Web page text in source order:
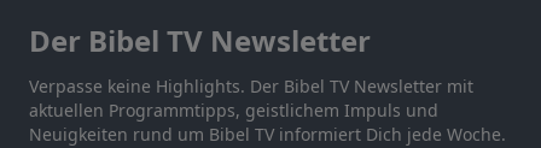
Der Bibel TV Newsletter
Verpasse keine Highlights. Der Bibel TV Newsletter mit
aktuellen Programmtipps, geistlichem Impuls und
Neuigkeiten rund um Bibel TV informiert Dich jede Woche.